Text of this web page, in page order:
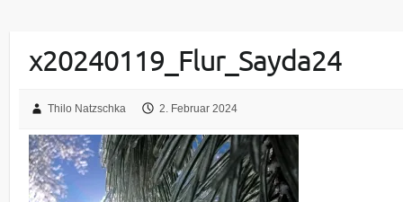
x20240119_Flur_Sayda24
Thilo Natzschka 2. Februar 2024